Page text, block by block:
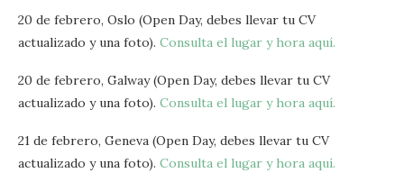
20 de febrero, Oslo (Open Day, debes llevar tu CV
actualizado y una foto). Consulta el lugar y hora aquí.
20 de febrero, Galway (Open Day, debes llevar tu CV
actualizado y una foto). Consulta el lugar y hora aquí.
21 de febrero, Geneva (Open Day, debes llevar tu CV
actualizado y una foto). Consulta el lugar y hora aquí.